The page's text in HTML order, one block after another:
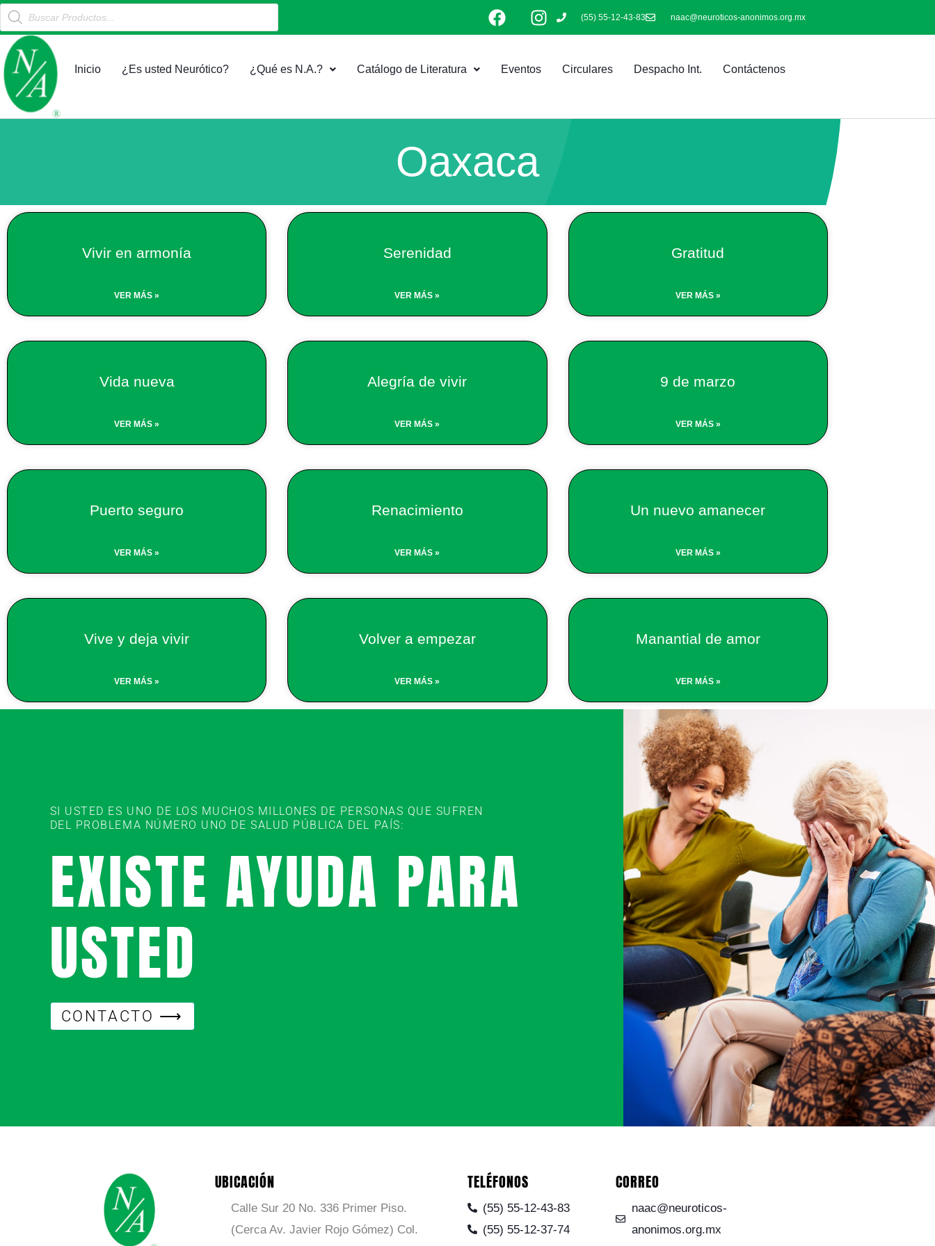
al
contenido
Products
search
F
a
e
b
I
n
a
(55) 55-12-43-83 naac@neuroticos-anonimos.org.mx
Inicio ¿Es usted Neurótico? ¿Qué es N.A.? Catálogo de Literatura Eventos Circulares Despacho Int. Contáctenos
Oaxaca
Vivir en armonía
VER MÁS »
Serenidad
VER MÁS »
Gratitud
VER MÁS »
Vida nueva
VER MÁS »
Alegría de vivir
VER MÁS »
9 de marzo
VER MÁS »
Puerto seguro
VER MÁS »
Renacimiento
VER MÁS »
Un nuevo amanecer
VER MÁS »
Vive y deja vivir
VER MÁS »
Volver a empezar
VER MÁS »
Manantial de amor
VER MÁS »
SI USTED ES UNO DE LOS MUCHOS MILLONES DE PERSONAS QUE SUFREN
DEL PROBLEMA NÚMERO UNO DE SALUD PÚBLICA DEL PAÍS:
EXISTE AYUDA PARA
USTED
CONTACTO ⟶
UBICACIÓN
Calle Sur 20 No. 336 Primer Piso.
(Cerca Av. Javier Rojo Gómez) Col.
TELÉFONOS
(55) 55-12-43-83
(55) 55-12-37-74
CORREO
naac@neuroticos-
anonimos.org.mx